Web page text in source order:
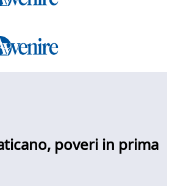
poveri in prima